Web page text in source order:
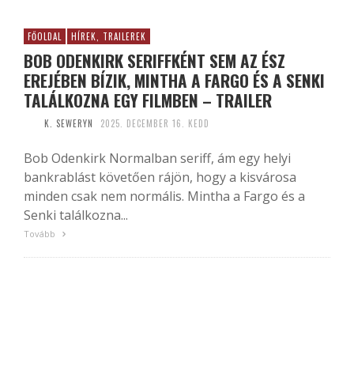
FŐOLDAL HÍREK, TRAILEREK
BOB ODENKIRK SERIFFKÉNT SEM AZ ÉSZ
EREJÉBEN BÍZIK, MINTHA A FARGO ÉS A SENKI
TALÁLKOZNA EGY FILMBEN – TRAILER
K. SEWERYN 2025. DECEMBER 16. KEDD
Bob Odenkirk Normalban seriff, ám egy helyi
bankrablást követően rájön, hogy a kisvárosa
minden csak nem normális. Mintha a Fargo és a
Senki találkozna...
Tovább